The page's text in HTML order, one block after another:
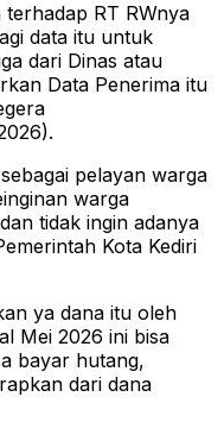
terhadap RT RWnya
data itu untuk
dari Dinas atau
Data Penerima itu
pelayan warga
warga
tidak ingin adanya
Kota Kediri
ya dana itu oleh
Mei 2026 ini bisa
bayar hutang,
dari dana